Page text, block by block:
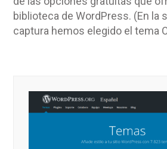
biblioteca de WordPress. (En la
captura hemos elegido el tema